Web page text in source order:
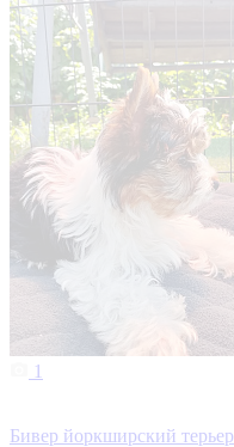
1
Бивер йоркширский терьер